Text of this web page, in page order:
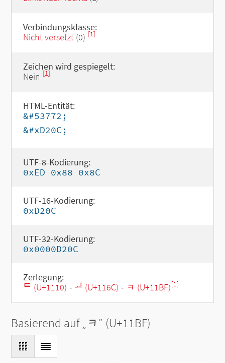
Verbindungsklasse:
Nicht versetzt(0) [1]
Zeichen wird gespiegelt:
Nein [1]
HTML-Entität:
&#53772;
&#xD20C;
UTF-8-Kodierung:
0xED 0x88 0x8C
UTF-16-Kodierung:
0xD20C
UTF-32-Kodierung:
0x0000D20C
Zerlegung:
ᄐ (U+1110) - ᅬ (U+116C) - ᆿ (U+11BF)[1]
Basierend auf „ᆿ“ (U+11BF)